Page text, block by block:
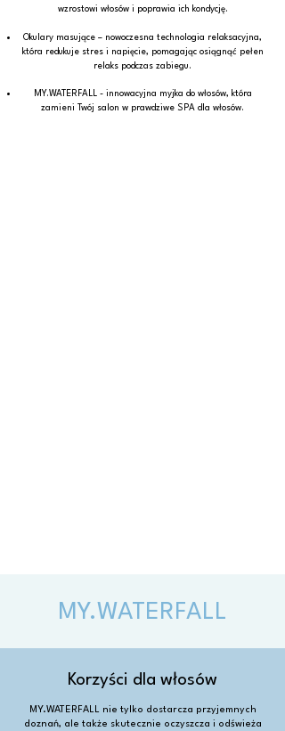
wzrostowi włosów i poprawia ich kondycję.
Okulary masujące – nowoczesna technologia relaksacyjna,
która redukuje stres i napięcie, pomagając osiągnąć pełen
relaks podczas zabiegu.
MY.WATERFALL - innowacyjna myjka do włosów, która
zamieni Twój salon w prawdziwe SPA dla włosów.
MY.WATERFALL
Korzyści dla włosów
MY.WATERFALL nie tylko dostarcza przyjemnych
doznań, ale także skutecznie oczyszcza i odświeża